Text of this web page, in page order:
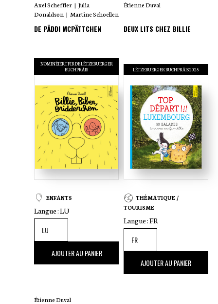
Axel Scheffler | Julia
Donaldson | Martine Schoellen
DE PÄDDI MCPÄTTCHEN
Étienne Duval
DEUX LITS CHEZ BILLIE
NOMINÉIERT FIR DE LËTZEBUERGER
BUCHPRÄIS
ENFANTS
Langue :LU
,00 €
AJOUTER AU PANIER
Étienne Duval
LËTZEBUERGER BUCHPRÄIS 2025
THÉMATIQUE /
TOURISME
Langue :FR
,00 €
AJOUTER AU PANIER